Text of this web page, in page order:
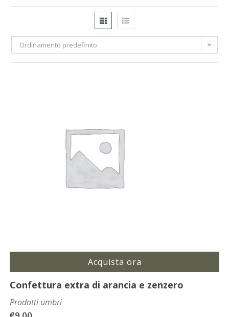
Ordinamento predefinito
Acquista ora
Confettura extra di arancia e zenzero
Prodotti umbri
€9,00